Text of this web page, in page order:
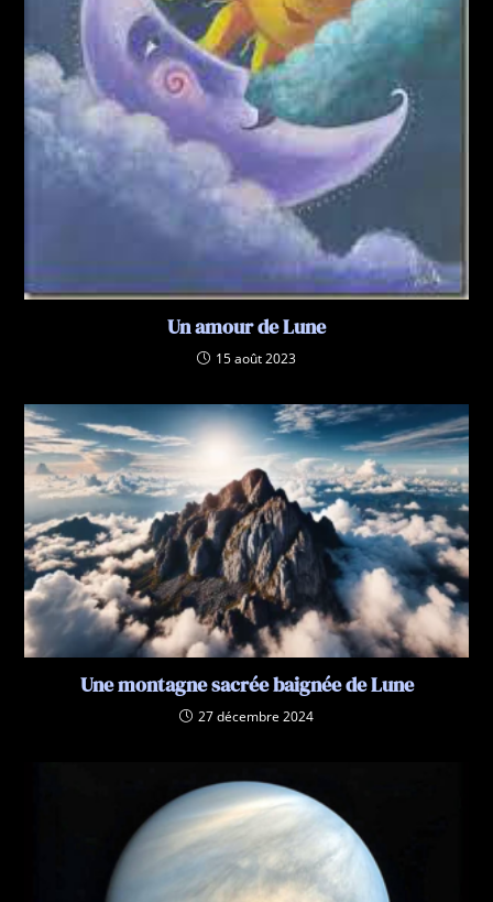
Un amour de Lune
15 août 2023
Une montagne sacrée baignée de Lune
27 décembre 2024